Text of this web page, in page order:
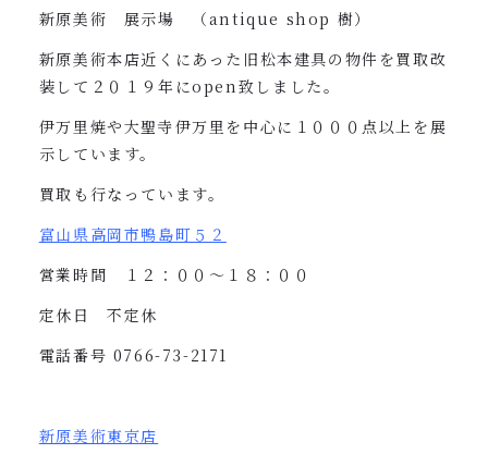
新原美術 展示場 （antique shop 樹）
新原美術本店近くにあった旧松本建具の物件を買取改
装して２０１９年にopen致しました。
伊万里焼や大聖寺伊万里を中心に１０００点以上を展
示しています。
買取も行なっています。
富山県高岡市鴨島町５２
営業時間 １２：００〜１８：００
定休日 不定休
電話番号 0766-73-2171
新原美術東京店